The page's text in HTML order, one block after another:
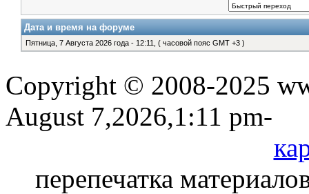
Дата и время на форуме
Пятница, 7 Августа 2026 года - 12:11, ( часовой пояс GMT +3 )
Copyright © 2008-2025
August 7,2026,1:11 pm-
перепечатка